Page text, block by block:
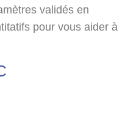
validés en
pour vous aider à